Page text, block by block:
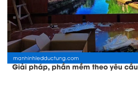
Giải pháp, phần mềm theo yêu cầu